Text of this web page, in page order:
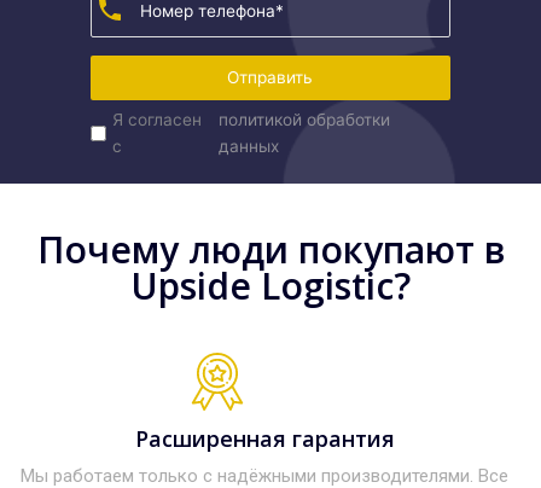
Отправить
Я согласен
с
политикой обработки
данных
Почему люди покупают в
Upside Logistic?
Расширенная гарантия
Мы работаем только с надёжными производителями. Все